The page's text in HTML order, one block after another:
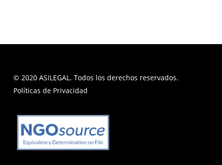
© 2020 ASILEGAL. Todos los derechos reservados.
Políticas de Privacidad